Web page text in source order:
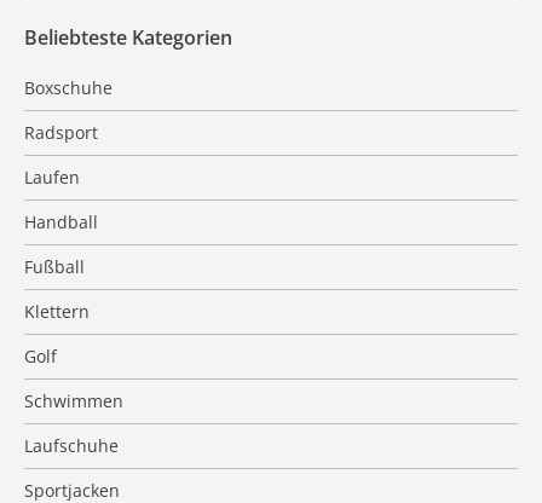
Beliebteste Kategorien
Boxschuhe
Radsport
Laufen
Handball
Fußball
Klettern
Golf
Schwimmen
Laufschuhe
Sportjacken